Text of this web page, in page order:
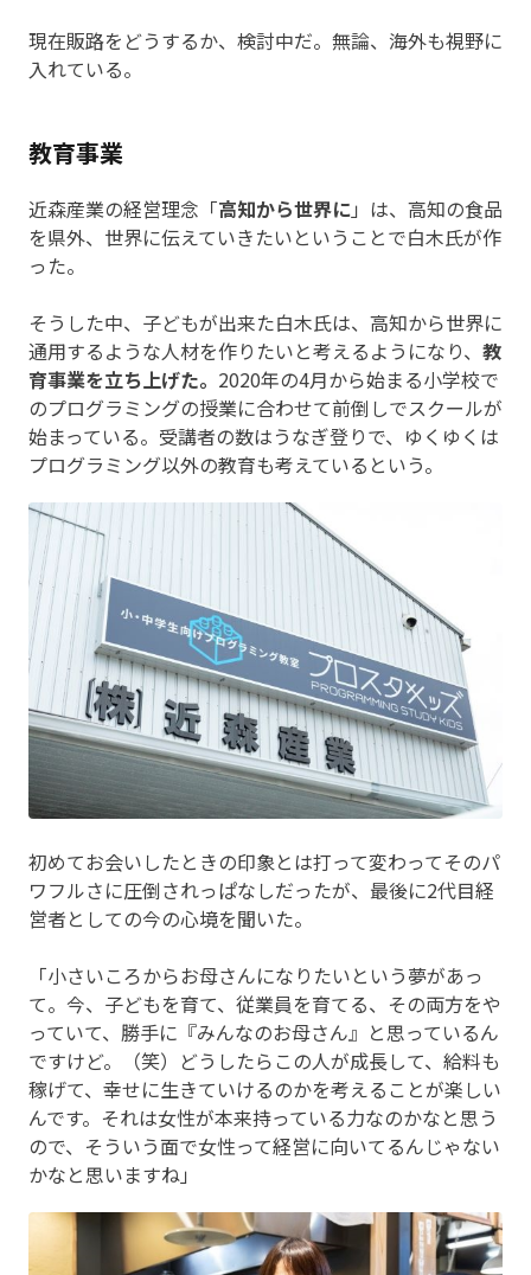
現在販路をどうするか、検討中だ。無論、海外も視野に
入れている。
教育事業
近森産業の経営理念「高知から世界に」は、高知の食品
を県外、世界に伝えていきたいということで白木氏が作
った。
そうした中、子どもが出来た白木氏は、高知から世界に
通用するような人材を作りたいと考えるようになり、 教
育事業を立ち上げた。 2020年の4月から始まる小学校で
のプログラミングの授業に合わせて前倒しでスクールが
始まっている。受講者の数はうなぎ登りで、ゆくゆくは
プログラミング以外の教育も考えているという。
初めてお会いしたときの印象とは打って変わってそのパ
ワフルさに圧倒されっぱなしだったが、最後に2代目経
営者としての今の心境を聞いた。
「小さいころからお母さんになりたいという夢があっ
て。今、子どもを育て、従業員を育てる、その両方をや
っていて、勝手に『みんなのお母さん』と思っているん
ですけど。（笑）どうしたらこの人が成長して、給料も
稼げて、幸せに生きていけるのかを考えることが楽しい
んです。それは女性が本来持っている力なのかなと思う
ので、そういう面で女性って経営に向いてるんじゃない
かなと思いますね」